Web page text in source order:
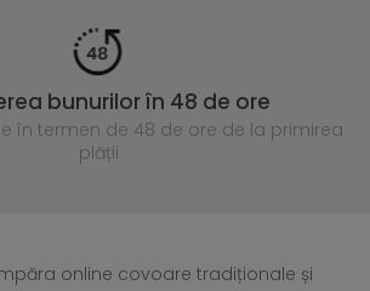
bunurilor în 48 de ore
în termen de 48 de ore de la primirea
plății
online covoare tradiționale și